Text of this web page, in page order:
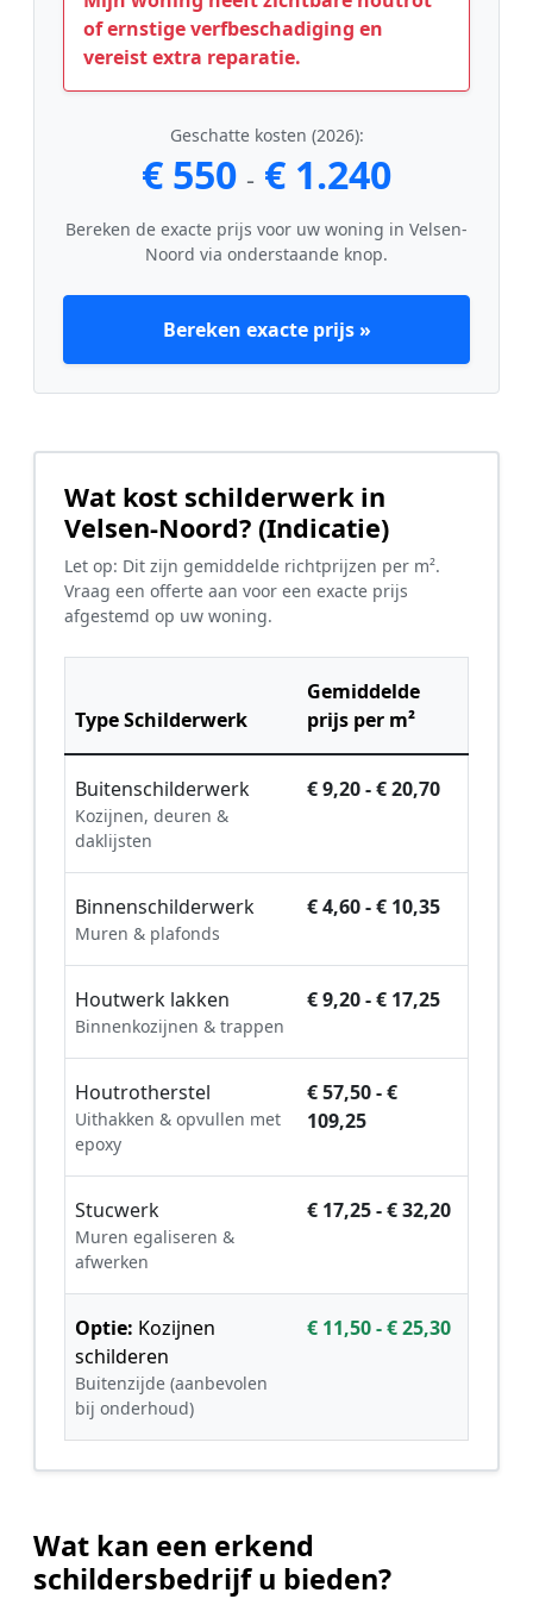
of ernstige verfbeschadiging en
vereist extra reparatie.
Geschatte kosten (2026):
€ 550 - € 1.240
Bereken de exacte prijs voor uw woning in Velsen-
Noord via onderstaande knop.
Bereken exacte prijs »
Wat kost schilderwerk in
Velsen-Noord? (Indicatie)
Let op: Dit zijn gemiddelde richtprijzen per m².
Vraag een offerte aan voor een exacte prijs
afgestemd op uw woning.
Type Schilderwerk
Gemiddelde
prijs per m²
Buitenschilderwerk
Kozijnen, deuren &
daklijsten
€ 9,20 - € 20,70
Binnenschilderwerk
Muren & plafonds
€ 4,60 - € 10,35
Houtwerk lakken
Binnenkozijnen & trappen
€ 9,20 - € 17,25
Houtrotherstel
Uithakken & opvullen met
epoxy
€ 57,50 - €
109,25
Stucwerk
Muren egaliseren &
afwerken
€ 17,25 - € 32,20
Optie: Kozijnen
schilderen
Buitenzijde (aanbevolen
bij onderhoud)
€ 11,50 - € 25,30
Wat kan een erkend
schildersbedrijf u bieden?